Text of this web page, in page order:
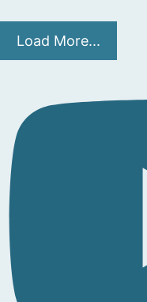
Load More...